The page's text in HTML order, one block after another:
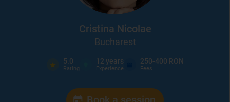
Cristina Nicolae
Bucharest
5.0
Rating
12 years
Experience
250-400 RON
Fees